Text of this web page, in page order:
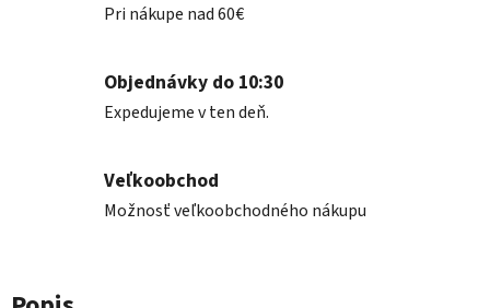
Pri nákupe nad 60€
Objednávky do 10:30
Expedujeme v ten deň.
Veľkoobchod
Možnosť veľkoobchodného nákupu